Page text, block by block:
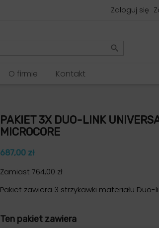
Zaloguj się

O firmie Kontakt
PAKIET 3X DUO-LINK
MICROCORE
687,00 zł
Zamiast 764,00 zł
Pakiet zawiera 3 strzykawki materiału Duo-
Ten pakiet zawiera